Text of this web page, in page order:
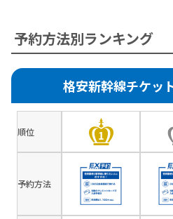
予約方法別ランキング
格安新幹線チケッ
順位
予約方法